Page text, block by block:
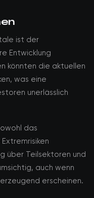
ist der
Entwicklung
könnten die aktuellen
was eine
unerlässlich
das
über Teilsektoren und
auch wenn
erscheinen.